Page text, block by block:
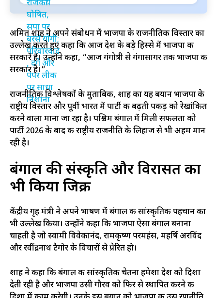
अमित शाह ने अपने संबोधन में भाजपा के राजनीतिक विस्तार का
उल्लेख करते हुए कहा कि आज देश के बड़े हिस्से में भाजपा की
सरकारें हैं। उन्होंने कहा, “आज गंगोत्री से गंगासागर तक भाजपा की
सरकार है।”
राजनीतिक विश्लेषकों के मुताबिक, शाह का यह बयान भाजपा के
राष्ट्रीय विस्तार और पूर्वी भारत में पार्टी की बढ़ती पकड़ को रेखांकित
करने वाला माना जा रहा है। पश्चिम बंगाल में मिली सफलता को
पार्टी 2026 के बाद की राष्ट्रीय राजनीति के लिहाज से भी अहम मान
रही है।
बंगाल की संस्कृति और विरासत का
भी किया जिक्र
केंद्रीय गृह मंत्री ने अपने भाषण में बंगाल की सांस्कृतिक पहचान का
भी उल्लेख किया। उन्होंने कहा कि भाजपा ऐसा बंगाल बनाना
चाहती है जो स्वामी विवेकानंद, रामकृष्ण परमहंस, महर्षि अरविंद
और रवींद्रनाथ टैगोर के विचारों से प्रेरित हो।
शाह ने कहा कि बंगाल की सांस्कृतिक चेतना हमेशा देश को दिशा
देती रही है और भाजपा उसी गौरव को फिर से स्थापित करने की